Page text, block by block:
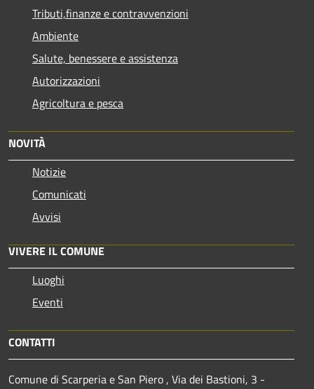
Tributi,finanze e contravvenzioni
Ambiente
Salute, benessere e assistenza
Autorizzazioni
Agricoltura e pesca
NOVITÀ
Notizie
Comunicati
Avvisi
VIVERE IL COMUNE
Luoghi
Eventi
CONTATTI
Comune di Scarperia e San Piero , Via dei Bastioni, 3 -